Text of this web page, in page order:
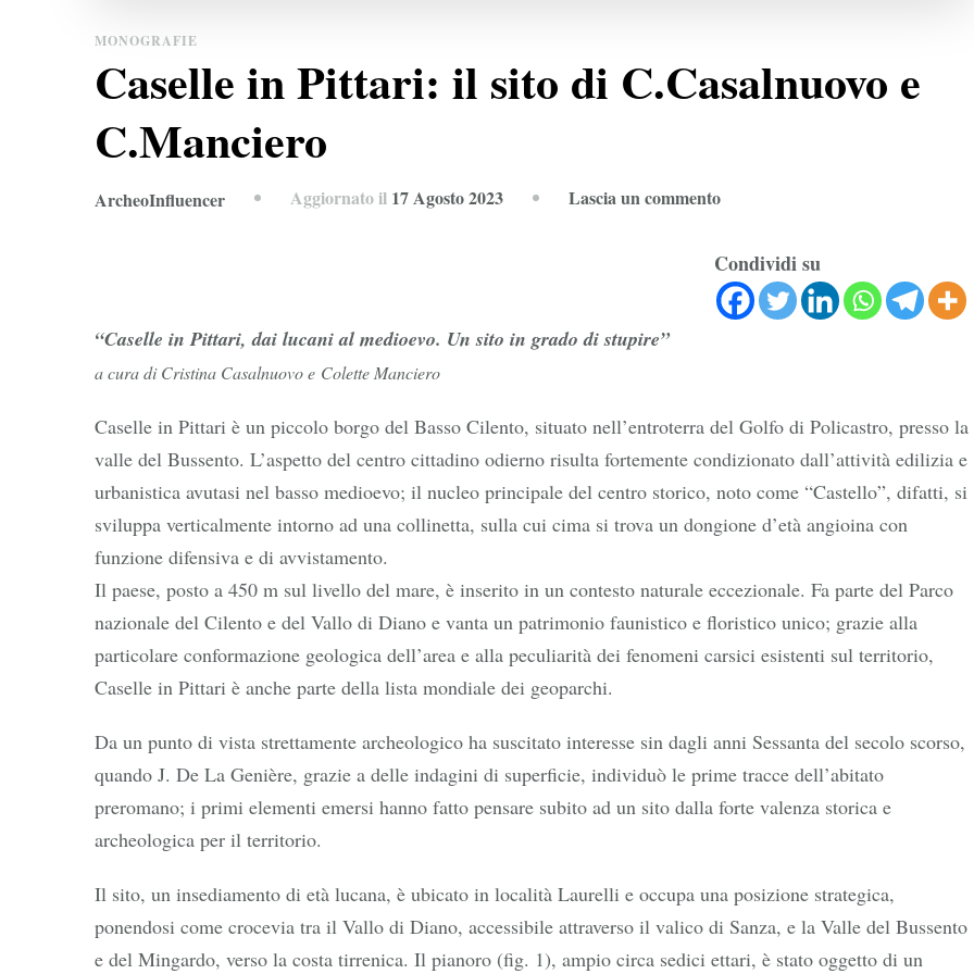
MONOGRAFIE
Caselle in Pittari: il sito di C.Casalnuovo e
C.Manciero
ArcheoInfluencer Aggiornato il 17 Agosto 2023 Lascia un commentosu
in
Pittari:
il
e
C.Manciero
Condividi su
“Caselle in Pittari, dai lucani al medioevo. Un sito in grado di stupire”
a cura di Cristina Casalnuovo e Colette Manciero
Caselle in Pittari è un piccolo borgo del Basso Cilento, situato nell’entroterra del Golfo di Policastro, presso la
valle del Bussento. L’aspetto del centro cittadino odierno risulta fortemente condizionato dall’attività edilizia e
urbanistica avutasi nel basso medioevo; il nucleo principale del centro storico, noto come “Castello”, difatti, si
sviluppa verticalmente intorno ad una collinetta, sulla cui cima si trova un dongione d’età angioina con
funzione difensiva e di avvistamento.
Il paese, posto a 450 m sul livello del mare, è inserito in un contesto naturale eccezionale. Fa parte del Parco
nazionale del Cilento e del Vallo di Diano e vanta un patrimonio faunistico e floristico unico; grazie alla
particolare conformazione geologica dell’area e alla peculiarità dei fenomeni carsici esistenti sul territorio,
Caselle in Pittari è anche parte della lista mondiale dei geoparchi.
Da un punto di vista strettamente archeologico ha suscitato interesse sin dagli anni Sessanta del secolo scorso,
quando J. De La Genière, grazie a delle indagini di superficie, individuò le prime tracce dell’abitato
preromano; i primi elementi emersi hanno fatto pensare subito ad un sito dalla forte valenza storica e
archeologica per il territorio.
Il sito, un insediamento di età lucana, è ubicato in località Laurelli e occupa una posizione strategica,
ponendosi come crocevia tra il Vallo di Diano, accessibile attraverso il valico di Sanza, e la Valle del Bussento
e del Mingardo, verso la costa tirrenica. Il pianoro (fig. 1), ampio circa sedici ettari, è stato oggetto di un